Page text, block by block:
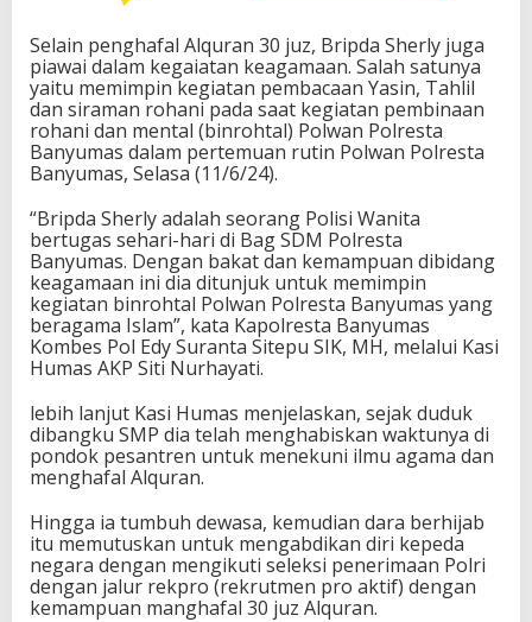
Selain penghafal Alquran 30 juz, Bripda Sherly juga
piawai dalam kegaiatan keagamaan. Salah satunya
yaitu memimpin kegiatan pembacaan Yasin, Tahlil
dan siraman rohani pada saat kegiatan pembinaan
rohani dan mental (binrohtal) Polwan Polresta
Banyumas dalam pertemuan rutin Polwan Polresta
Banyumas, Selasa (11/6/24).
“Bripda Sherly adalah seorang Polisi Wanita
bertugas sehari-hari di Bag SDM Polresta
Banyumas. Dengan bakat dan kemampuan dibidang
keagamaan ini dia ditunjuk untuk memimpin
kegiatan binrohtal Polwan Polresta Banyumas yang
beragama Islam”, kata Kapolresta Banyumas
Kombes Pol Edy Suranta Sitepu SIK, MH, melalui Kasi
Humas AKP Siti Nurhayati.
lebih lanjut Kasi Humas menjelaskan, sejak duduk
dibangku SMP dia telah menghabiskan waktunya di
pondok pesantren untuk menekuni ilmu agama dan
menghafal Alquran.
Hingga ia tumbuh dewasa, kemudian dara berhijab
itu memutuskan untuk mengabdikan diri kepeda
negara dengan mengikuti seleksi penerimaan Polri
dengan jalur rekpro (rekrutmen pro aktif) dengan
kemampuan manghafal 30 juz Alquran.